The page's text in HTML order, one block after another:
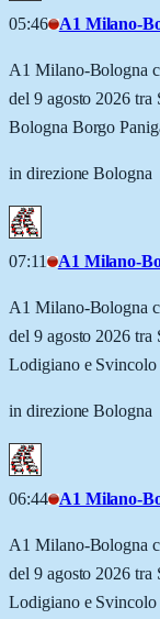
05:46 A1 Milano-
A1 Milano-Bologna
del 9 agosto 2026
Bologna Borgo
in direzione Bologna
07:11 A1 Milano-
A1 Milano-Bologna
del 9 agosto 2026 tra
Lodigiano e
in direzione Bologna
06:44 A1 Milano-
A1 Milano-Bologna
del 9 agosto 2026 tra
Lodigiano e